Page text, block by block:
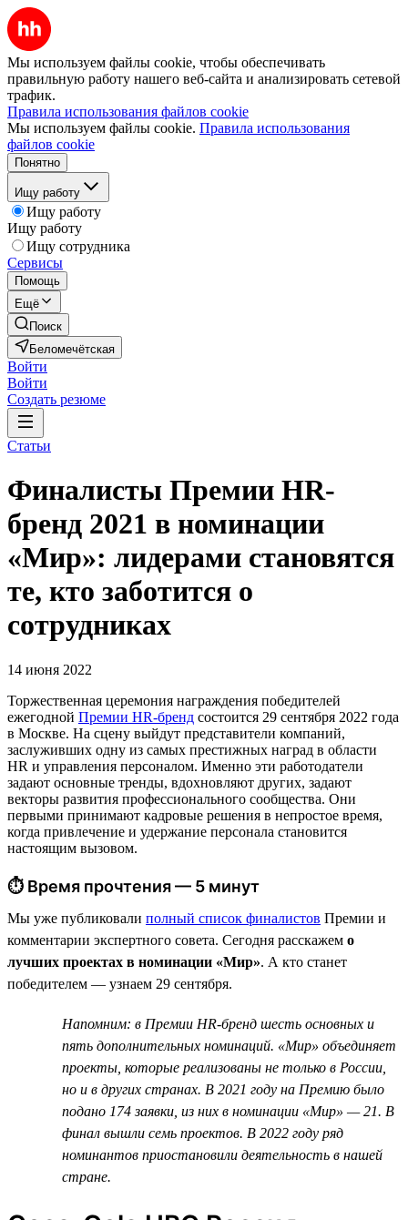
Мы используем файлы cookie, чтобы обеспечивать
правильную работу нашего веб-сайта и анализировать сетевой
трафик.
Правила использования файлов cookie
Мы используем файлы cookie. Правила использования
файлов cookie
Понятно
Ищу работу
Ищу работу
Ищу работу
Ищу сотрудника
Сервисы
Помощь
Ещё
Поиск
Беломечётская
Войти
Войти
Создать резюме
Статьи
Финалисты Премии HR-
бренд 2021 в номинации
«Мир»: лидерами становятся
те, кто заботится о
сотрудниках
14 июня 2022
Торжественная церемония награждения победителей
ежегодной Премии HR-бренд состоится 29 сентября 2022 года
в Москве. На сцену выйдут представители компаний,
заслуживших одну из самых престижных наград в области
HR и управления персоналом. Именно эти работодатели
задают основные тренды, вдохновляют других, задают
векторы развития профессионального сообщества. Они
первыми принимают кадровые решения в непростое время,
когда привлечение и удержание персонала становится
настоящим вызовом.
⏱ Время прочтения — 5 минут
Мы уже публиковали полный список финалистов Премии и
комментарии экспертного совета. Сегодня расскажем о
лучших проектах в номинации «Мир». А кто станет
победителем — узнаем 29 сентября.
Напомним: в Премии HR-бренд шесть основных и
пять дополнительных номинаций. «Мир» объединяет
проекты, которые реализованы не только в России,
но и в других странах. В 2021 году на Премию было
подано 174 заявки, из них в номинации «Мир» — 21. В
финал вышли семь проектов. В 2022 году ряд
номинантов приостановили деятельность в нашей
стране.